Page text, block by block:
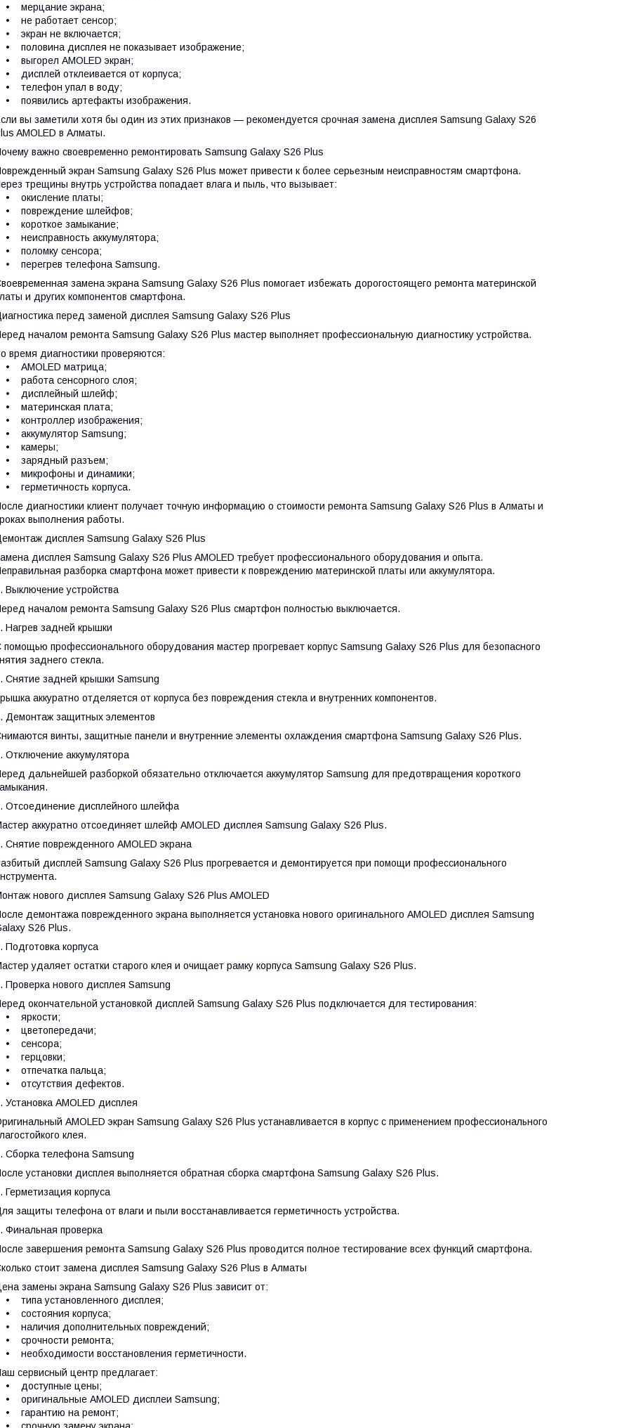
• мерцание экрана;
• не работает сенсор;
• экран не включается;
• половина дисплея не показывает изображение;
• выгорел AMOLED экран;
• дисплей отклеивается от корпуса;
• телефон упал в воду;
• появились артефакты изображения.
вы заметили хотя бы один из этих признаков — рекомендуется срочная замена дисплея Samsung Galaxy S26
AMOLED в Алматы.
важно своевременно ремонтировать Samsung Galaxy S26 Plus
экран Samsung Galaxy S26 Plus может привести к более серьезным неисправностям смартфона.
трещины внутрь устройства попадает влага и пыль, что вызывает:
• окисление платы;
• повреждение шлейфов;
• короткое замыкание;
• неисправность аккумулятора;
• поломку сенсора;
• перегрев телефона Samsung.
замена экрана Samsung Galaxy S26 Plus помогает избежать дорогостоящего ремонта материнской
и других компонентов смартфона.
перед заменой дисплея Samsung Galaxy S26 Plus
началом ремонта Samsung Galaxy S26 Plus мастер выполняет профессиональную диагностику устройства.
время диагностики проверяются:
• AMOLED матрица;
• работа сенсорного слоя;
• дисплейный шлейф;
• материнская плата;
• контроллер изображения;
• аккумулятор Samsung;
• камеры;
• зарядный разъем;
• микрофоны и динамики;
• герметичность корпуса.
диагностики клиент получает точную информацию о стоимости ремонта Samsung Galaxy S26 Plus в Алматы и
выполнения работы.
дисплея Samsung Galaxy S26 Plus
дисплея Samsung Galaxy S26 Plus AMOLED требует профессионального оборудования и опыта.
разборка смартфона может привести к повреждению материнской платы или аккумулятора.
Выключение устройства
началом ремонта Samsung Galaxy S26 Plus смартфон полностью выключается.
Нагрев задней крышки
помощью профессионального оборудования мастер прогревает корпус Samsung Galaxy S26 Plus для безопасного
заднего стекла.
Снятие задней крышки Samsung
аккуратно отделяется от корпуса без повреждения стекла и внутренних компонентов.
Демонтаж защитных элементов
винты, защитные панели и внутренние элементы охлаждения смартфона Samsung Galaxy S26 Plus.
Отключение аккумулятора
дальнейшей разборкой обязательно отключается аккумулятор Samsung для предотвращения короткого
Отсоединение дисплейного шлейфа
аккуратно отсоединяет шлейф AMOLED дисплея Samsung Galaxy S26 Plus.
Снятие поврежденного AMOLED экрана
дисплей Samsung Galaxy S26 Plus прогревается и демонтируется при помощи профессионального
нового дисплея Samsung Galaxy S26 Plus AMOLED
демонтажа поврежденного экрана выполняется установка нового оригинального AMOLED дисплея Samsung
S26 Plus.
Подготовка корпуса
удаляет остатки старого клея и очищает рамку корпуса Samsung Galaxy S26 Plus.
Проверка нового дисплея Samsung
окончательной установкой дисплей Samsung Galaxy S26 Plus подключается для тестирования:
• яркости;
• цветопередачи;
• сенсора;
• герцовки;
• отпечатка пальца;
• отсутствия дефектов.
Установка AMOLED дисплея
AMOLED экран Samsung Galaxy S26 Plus устанавливается в корпус с применением профессионального
клея.
Сборка телефона Samsung
установки дисплея выполняется обратная сборка смартфона Samsung Galaxy S26 Plus.
Герметизация корпуса
защиты телефона от влаги и пыли восстанавливается герметичность устройства.
Финальная проверка
завершения ремонта Samsung Galaxy S26 Plus проводится полное тестирование всех функций смартфона.
стоит замена дисплея Samsung Galaxy S26 Plus в Алматы
замены экрана Samsung Galaxy S26 Plus зависит от:
• типа установленного дисплея;
• состояния корпуса;
• наличия дополнительных повреждений;
• срочности ремонта;
• необходимости восстановления герметичности.
сервисный центр предлагает:
• доступные цены;
• оригинальные AMOLED дисплеи Samsung;
• гарантию на ремонт;
• срочную замену экрана;